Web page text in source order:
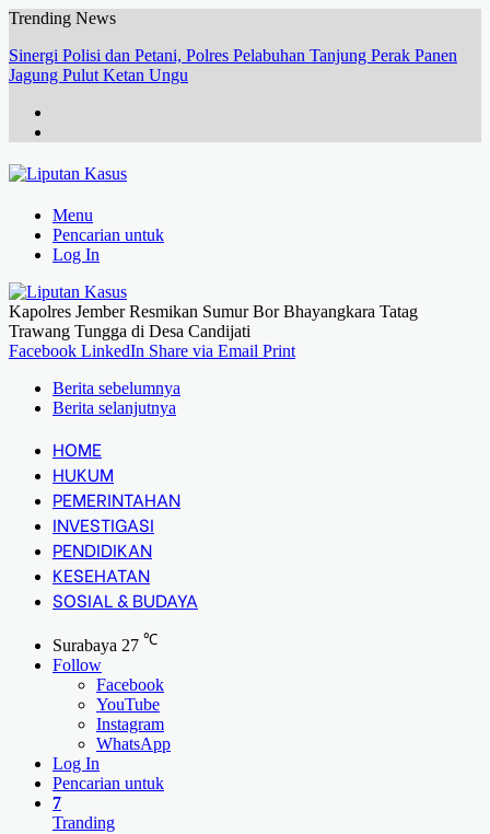
Trending News
Sinergi Polisi dan Petani, Polres Pelabuhan Tanjung Perak Panen
Jagung Pulut Ketan Ungu
Menu
Pencarian untuk
Log In
Kapolres Jember Resmikan Sumur Bor Bhayangkara Tatag
Trawang Tungga di Desa Candijati
Facebook LinkedIn Share via Email Print
Berita sebelumnya
Berita selanjutnya
HOME
HUKUM
PEMERINTAHAN
INVESTIGASI
PENDIDIKAN
KESEHATAN
SOSIAL & BUDAYA
Surabaya 27 ℃
Follow
Facebook
YouTube
Instagram
WhatsApp
Log In
Pencarian untuk
7
Tranding